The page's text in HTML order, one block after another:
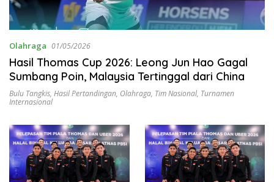
Olahraga 01/05/2026
Hasil Thomas Cup 2026: Leong Jun Hao Gagal
Sumbang Poin, Malaysia Tertinggal dari China
Bulu Tangkis, Hasil Pertandingan, Olahraga, Tim Nasional, Turnamen
Internasional